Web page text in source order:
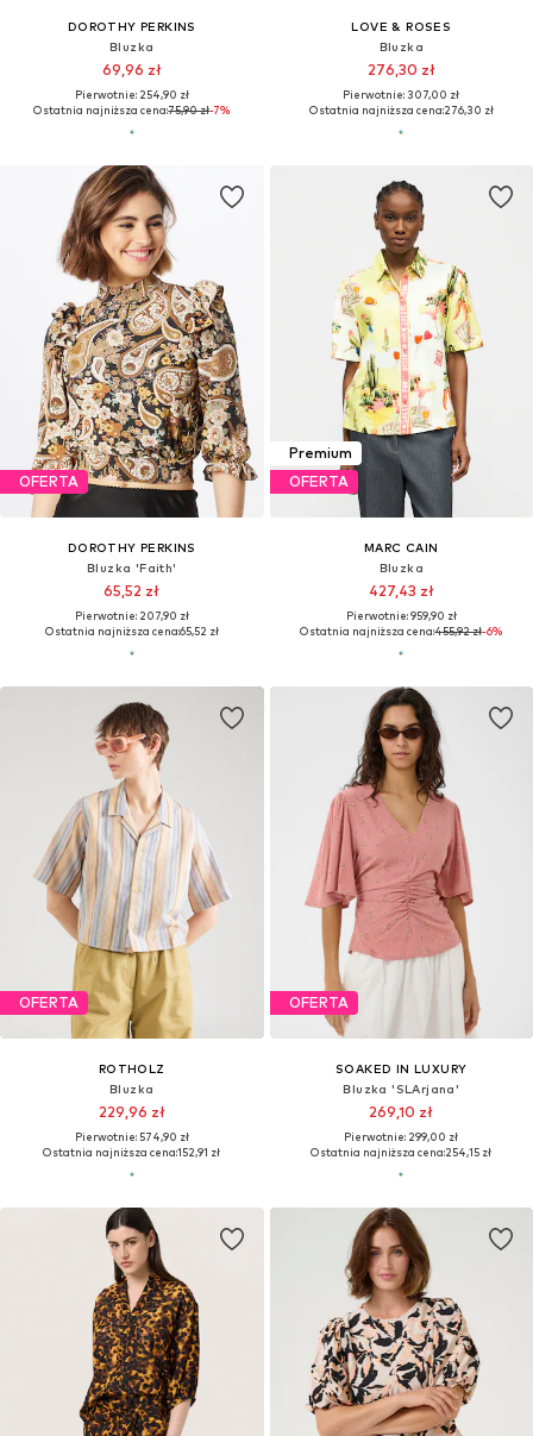
DOROTHY PERKINS
Bluzka
69,96 zł
Pierwotnie: 254,90 zł
Ostatnia najniższa cena:75,90 zł-7%
LOVE & ROSES
Bluzka
276,30 zł
Pierwotnie: 307,00 zł
Ostatnia najniższa cena:276,30 zł
OFERTA
DOROTHY PERKINS
Bluzka 'Faith'
65,52 zł
Pierwotnie: 207,90 zł
Ostatnia najniższa cena:65,52 zł
Premium
OFERTA
MARC CAIN
Bluzka
427,43 zł
Pierwotnie: 959,90 zł
Ostatnia najniższa cena:455,92 zł-6%
OFERTA
ROTHOLZ
Bluzka
229,96 zł
Pierwotnie: 574,90 zł
Ostatnia najniższa cena:152,91 zł
OFERTA
SOAKED IN LUXURY
Bluzka 'SLArjana'
269,10 zł
Pierwotnie: 299,00 zł
Ostatnia najniższa cena:254,15 zł